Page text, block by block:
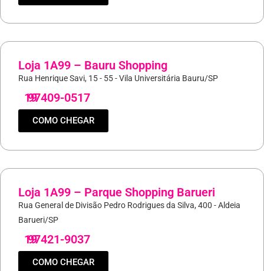
Loja 1A99 – Bauru Shopping
Rua Henrique Savi, 15 - 55 - Vila Universitária Bauru/SP
19
97409-0517
COMO CHEGAR
Loja 1A99 – Parque Shopping Barueri
Rua General de Divisão Pedro Rodrigues da Silva, 400 - Aldeia
Barueri/SP
19
97421-9037
COMO CHEGAR